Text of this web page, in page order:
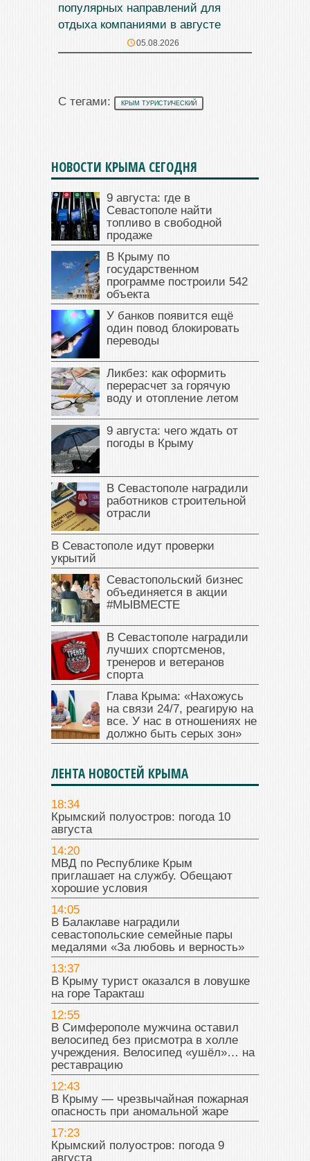
популярных направлений для
отдыха компаниями в августе
05.08.2026
С тегами: КРЫМ ТУРИСТИЧЕСКИЙ
НОВОСТИ КРЫМА СЕГОДНЯ
9 августа: где в
Севастополе найти
топливо в свободной
продаже
В Крыму по
государственном
программе построили 542
объекта
У банков появится ещё
один повод блокировать
переводы
Ликбез: как оформить
перерасчет за горячую
воду и отопление летом
9 августа: чего ждать от
погоды в Крыму
В Севастополе наградили
работников строительной
отрасли
В Севастополе идут проверки
укрытий
Севастопольский бизнес
объединяется в акции
#МЫВМЕСТЕ
В Севастополе наградили
лучших спортсменов,
тренеров и ветеранов
спорта
Глава Крыма: «Нахожусь
на связи 24/7, реагирую на
все. У нас в отношениях не
должно быть серых зон»
ЛЕНТА НОВОСТЕЙ КРЫМА
18:34
Крымский полуостров: погода 10
августа
14:20
МВД по Республике Крым
приглашает на службу. Обещают
хорошие условия
14:05
В Балаклаве наградили
севастопольские семейные пары
медалями «За любовь и верность»
13:37
В Крыму турист оказался в ловушке
на горе Таракташ
12:55
В Симферополе мужчина оставил
велосипед без присмотра в холле
учреждения. Велосипед «ушёл»… на
реставрацию
12:43
В Крыму — чрезвычайная пожарная
опасность при аномальной жаре
17:23
Крымский полуостров: погода 9
августа